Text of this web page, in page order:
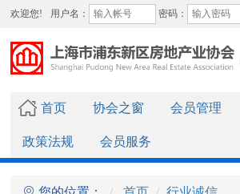
欢迎您! 用户名： 密码：
首页 协会之窗 会员管理
政策法规 会员服务